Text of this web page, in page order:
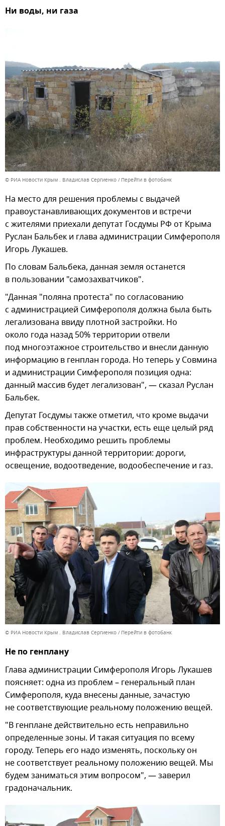
Ни воды, ни газа
© РИА Новости Крым . Владислав Сергиенко Перейти в фотобанк
На место для решения проблемы с выдачей
правоустанавливающих документов и встречи
с жителями приехали депутат Госдумы РФ от Крыма
Руслан Бальбек и глава администрации Симферополя
Игорь Лукашев.
По словам Бальбека, данная земля останется
в пользовании "самозахватчиков".
"Данная "поляна протеста" по согласованию
с администрацией Симферополя должна была быть
легализована ввиду плотной застройки. Но
около года назад 50% территории отвели
под многоэтажное строительство и внесли данную
информацию в генплан города. Но теперь у Совмина
и администрации Симферополя позиция одна:
данный массив будет легализован", — сказал Руслан
Бальбек.
Депутат Госдумы также отметил, что кроме выдачи
прав собственности на участки, есть еще целый ряд
проблем. Необходимо решить проблемы
инфраструктуры данной территории: дороги,
освещение, водоотведение, водообеспечение и газ.
© РИА Новости Крым . Владислав Сергиенко Перейти в фотобанк
Не по генплану
Глава администрации Симферополя Игорь Лукашев
поясняет: одна из проблем – генеральный план
Симферополя, куда внесены данные, зачастую
не соответствующие реальному положению вещей.
"В генплане действительно есть неправильно
определенные зоны. И такая ситуация по всему
городу. Теперь его надо изменять, поскольку он
не соответствует реальному положению вещей. Мы
будем заниматься этим вопросом", — заверил
градоначальник.